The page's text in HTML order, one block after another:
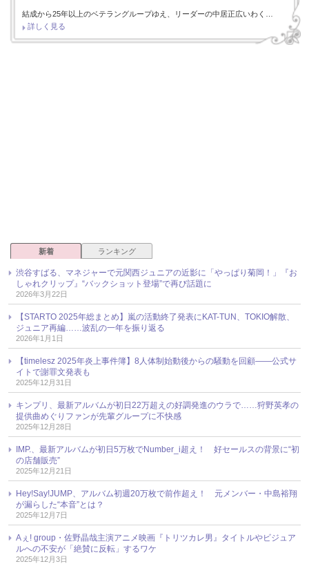
結成から25年以上のベテラングループゆえ、リーダーの中居正広いわく…
詳しく見る
新着 ランキング
渋谷すばる、マネジャーで元関西ジュニアの近影に「やっぱり菊岡！」『お
しゃれクリップ』“バックショット登場”で再び話題に
2026年3月22日
【STARTO 2025年総まとめ】嵐の活動終了発表にKAT-TUN、TOKIO解散、
ジュニア再編……波乱の一年を振り返る
2026年1月1日
【timelesz 2025年炎上事件簿】8人体制始動後からの騒動を回顧――公式サ
イトで謝罪文発表も
2025年12月31日
キンプリ、最新アルバムが初日22万超えの好調発進のウラで……狩野英孝の
提供曲めぐりファンが先輩グループに不快感
2025年12月28日
IMP.、最新アルバムが初日5万枚でNumber_i超え！ 好セールスの背景に“初
の店舗販売”
2025年12月21日
Hey!Say!JUMP、アルバム初週20万枚で前作超え！ 元メンバー・中島裕翔
が漏らした“本音”とは？
2025年12月7日
Aぇ! group・佐野晶哉主演アニメ映画『トリツカレ男』タイトルやビジュア
ルへの不安が「絶賛に反転」するワケ
2025年12月3日